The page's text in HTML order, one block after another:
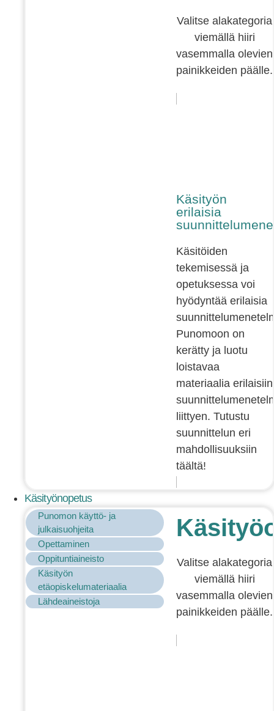
Valitse alakategoria
viemällä hiiri
vasemmalla olevien
painikkeiden päälle.
Käsityön
erilaisia
Käsitöiden
tekemisessä ja
opetuksessa voi
hyödyntää erilaisia
Punomoon on
kerätty ja luotu
loistavaa
materiaalia erilaisiin
liittyen. Tutustu
suunnittelun eri
mahdollisuuksiin
täältä!
Käsityönopetus
Punomon käyttö- ja
julkaisuohjeita
Opettaminen
Oppituntiaineisto
Käsityön
etäopiskelumateriaalia
Lähdeaineistoja
Valitse alakategoria
viemällä hiiri
vasemmalla olevien
painikkeiden päälle.